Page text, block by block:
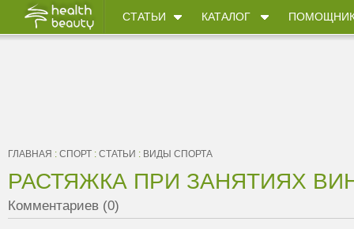
СТАТЬИ КАТАЛОГ
ГЛАВНАЯ : СПОРТ : СТАТЬИ : ВИДЫ СПОРТА
РАСТЯЖКА ПРИ ЗАНЯТИЯХ
Комментариев (0)